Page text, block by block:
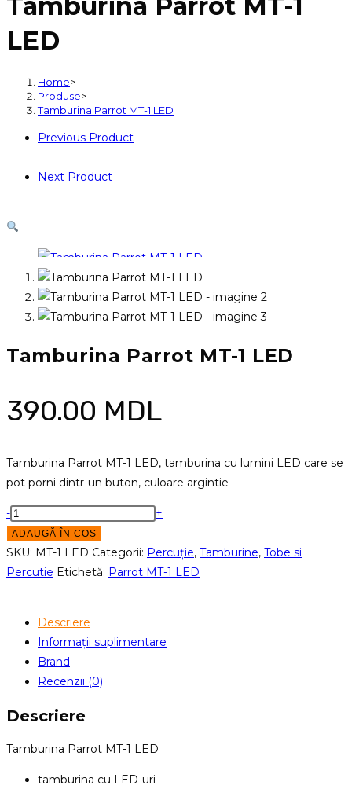
LED
LED
Home>
Produse>
Tamburina Parrot MT-1 LED
Previous Product
Next Product
Tamburina Parrot MT-1 LED
390.00 MDL
Tamburina Parrot MT-1 LED, tamburina cu lumini LED care se
pot porni dintr-un buton, culoare argintie
Cantitate
Tamburina
Parrot
MT-
- +
ADAUGĂ ÎN COȘ
SKU: MT-1 LED Categorii: Percuție, Tamburine, Tobe si
Percutie Etichetă: Parrot MT-1 LED
Descriere
Informații suplimentare
Brand
Recenzii (0)
Descriere
Tamburina Parrot MT-1 LED
tamburina cu LED-uri